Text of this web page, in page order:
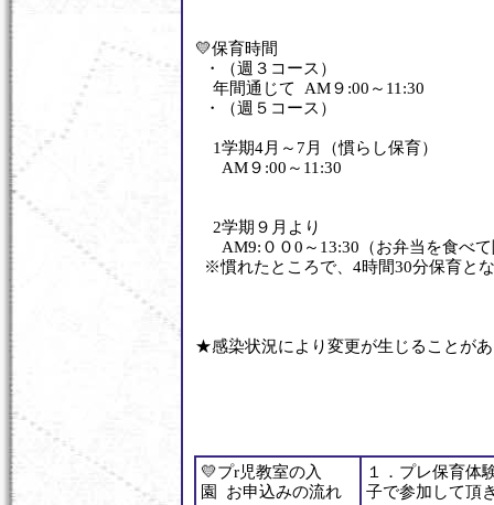
💛保育時間
・（週３コース）
年間通じて AM９:00～11:30
・（週５コース）
1学期4月～7月（慣らし保育）
AM９:00～11:30
2学期９月より
AM9:００0～13:30（お弁当を食べ
※慣れたところで、4時間30分保育と
★感染状況により変更が生じることが
💛プr児教室の入
園 お申込みの流れ
１．プレ保育体
子で参加して頂